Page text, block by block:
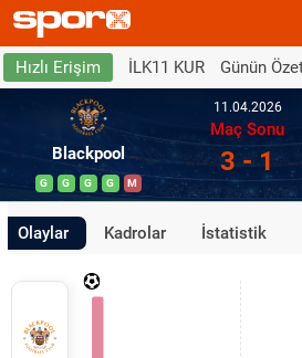
Hızlı Erişim İLK11 KUR Günün
Blackpool
G G G G M
11.04.2026
Maç Sonu
3 - 1
Olaylar Kadrolar İstatistik